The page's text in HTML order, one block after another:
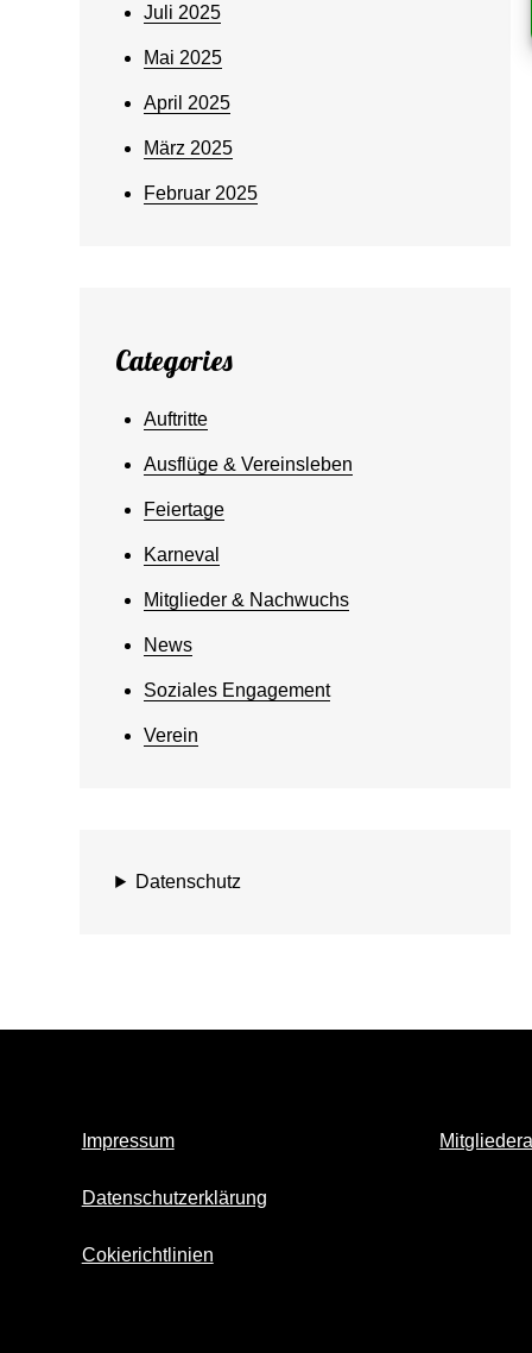
Juli 2025
Mai 2025
April 2025
März 2025
Februar 2025
Categories
Auftritte
Ausflüge & Vereinsleben
Feiertage
Karneval
Mitglieder & Nachwuchs
News
Soziales Engagement
Verein
Datenschutz
Impressum
Datenschutzerklärung
Cokierichtlinien